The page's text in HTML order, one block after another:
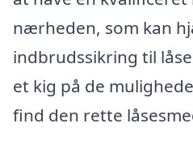
nærheden, som kan
indbrudssikring til
et kig på de
find den rette